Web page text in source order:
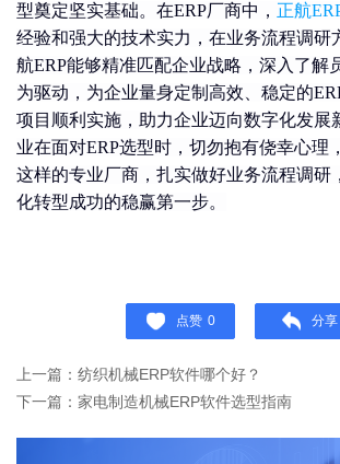
型奠定坚实基础。在ERP厂商中， 正航
经验和强大的技术实力，在业务流程调研
航ERP能够精准匹配企业战略，深入了解
为驱动，为企业量身定制高效、稳定的
项目顺利实施，助力企业迈向数字化发展
业在面对ERP选型时，切勿抱有侥幸心理
这样的专业厂商，扎实做好业务流程调研
化转型成功的稳赢第一步。
点赞 0 分享
上一篇：纺织机械ERP软件哪个好？
下一篇：​家电制造机械ERP软件选型指南